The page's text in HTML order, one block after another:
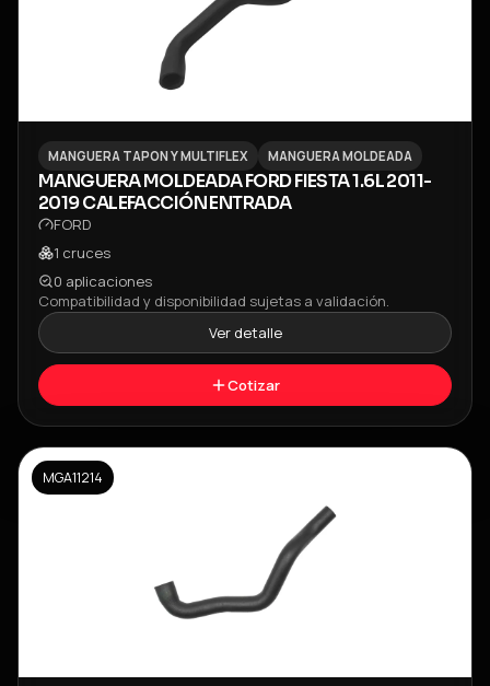
MANGUERA TAPON Y MULTIFLEX MANGUERA MOLDEADA
MANGUERA MOLDEADA FORD FIESTA 1.6L 2011-
2019 CALEFACCIÓN ENTRADA
FORD
1 cruces
0 aplicaciones
Compatibilidad y disponibilidad sujetas a validación.
Ver detalle
Cotizar
MGA11214